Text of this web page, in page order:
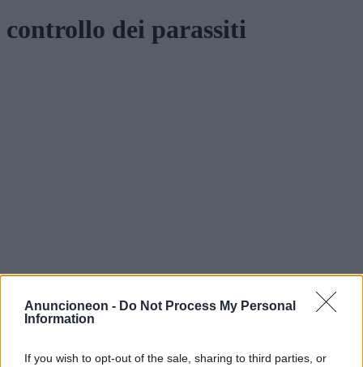
Anuncioneon - Do Not Process My Personal
Information
If you wish to opt-out of the sale, sharing to third parties, or
controllo dei parassiti